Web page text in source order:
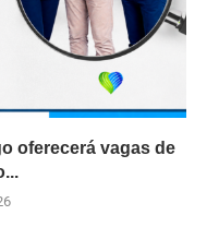
oferecerá vagas de